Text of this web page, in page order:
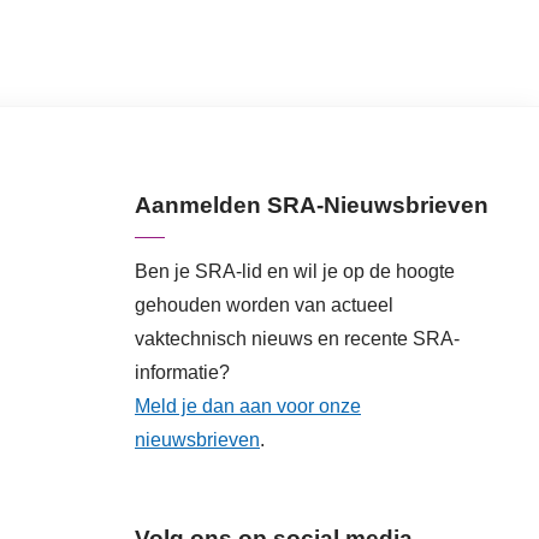
Aanmelden SRA-Nieuwsbrieven
Ben je SRA-lid en wil je op de hoogte
gehouden worden van actueel
vaktechnisch nieuws en recente SRA-
informatie?
Meld je dan aan voor onze
nieuwsbrieven.